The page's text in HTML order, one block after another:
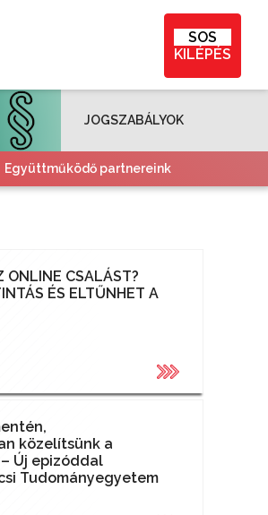
SOS
KILÉPÉS
JOGSZABÁLYOK
Együttműködő partnereink
ONLINE CSALÁST?
ÉS ELTŰNHET A
közelítsünk a
Új epizóddal
Tudományegyetem